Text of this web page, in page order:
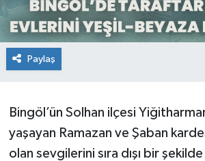
Paylaş
Bingöl’ün Solhan ilçesi
yaşayan Ramazan ve Şaban
olan sevgilerini sıra dışı bir
SİYASET
SOLHAN
YAYLADERE